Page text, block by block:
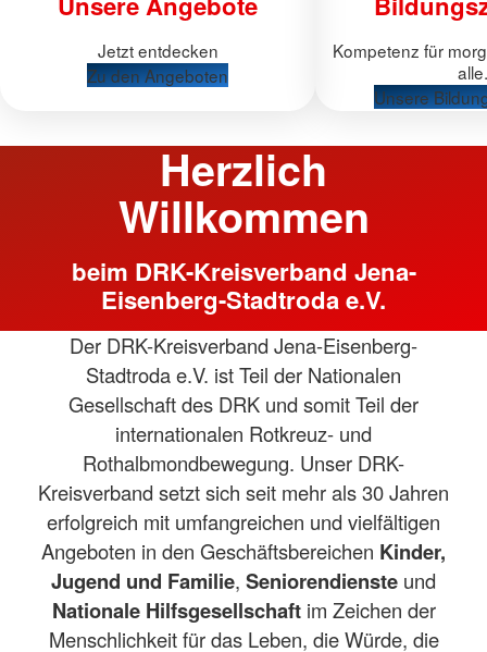
Jetzt entdecken
Zu den Angeboten
Kompetenz für
alle.
Unsere
Herzlich
Willkommen
beim DRK-Kreisverband Jena-
Eisenberg-Stadtroda e.V.
Der DRK-Kreisverband Jena-Eisenberg-
Stadtroda e.V. ist Teil der Nationalen
Gesellschaft des DRK und somit Teil der
internationalen Rotkreuz- und
Rothalbmondbewegung. Unser DRK-
Kreisverband setzt sich seit mehr als 30 Jahren
erfolgreich mit umfangreichen und vielfältigen
Angeboten in den Geschäftsbereichen Kinder,
Jugend und Familie, Seniorendienste und
Nationale Hilfsgesellschaftim Zeichen der
Menschlichkeit für das Leben, die Würde, die